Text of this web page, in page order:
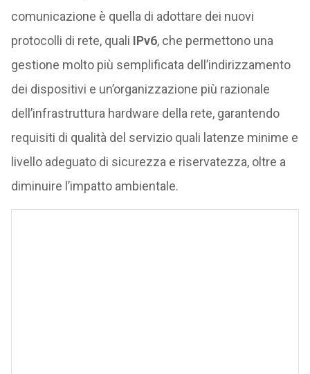
comunicazione è quella di adottare dei nuovi
protocolli di rete, quali IPv6, che permettono una
gestione molto più semplificata dell’indirizzamento
dei dispositivi e un’organizzazione più razionale
dell’infrastruttura hardware della rete, garantendo
requisiti di qualità del servizio quali latenze minime e
livello adeguato di sicurezza e riservatezza, oltre a
diminuire l’impatto ambientale.